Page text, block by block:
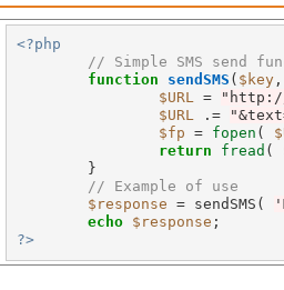
<?php
// Simple SMS send
function
sendSMS ( $key ,
$URL =
"http://
$URL
.=
$fp
= fopen (
return
fread (
// Example of use
$response
= sendSMS(
echo $response
?>